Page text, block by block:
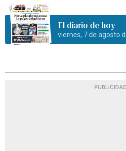
El diario de hoy
viernes, 7 de agosto
PUBLICIDAD